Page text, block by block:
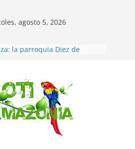
agosto 5, 2026
el arquero sensación de
la parroquia Diez de
eligió a su nueva reina por
de sueño”: una alerta
los efectos de dormir mal en
física y mental
Puyo será sede